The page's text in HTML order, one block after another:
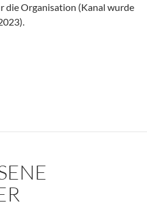
die Organisation (Kanal wurde